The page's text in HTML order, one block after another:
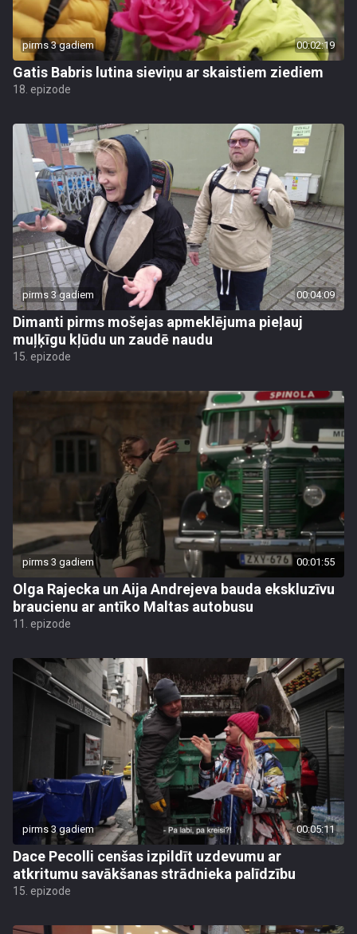
pirms 3 gadiem 00:02:19
Gatis Babris lutina sieviņu ar skaistiem ziediem
18. epizode
pirms 3 gadiem 00:04:09
Dimanti pirms mošejas apmeklējuma pieļauj
muļķīgu kļūdu un zaudē naudu
15. epizode
pirms 3 gadiem 00:01:55
Olga Rajecka un Aija Andrejeva bauda ekskluzīvu
braucienu ar antīko Maltas autobusu
11. epizode
pirms 3 gadiem 00:05:11
Dace Pecolli cenšas izpildīt uzdevumu ar
atkritumu savākšanas strādnieka palīdzību
15. epizode